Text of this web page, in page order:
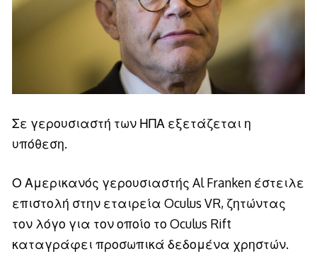
Σε γερουσιαστή των ΗΠΑ εξετάζεται η
υπόθεση.
Ο Αμερικανός γερουσιαστής Al Franken έστειλε
επιστολή στην εταιρεία Oculus VR, ζητώντας
τον λόγο για τον οποίο το Oculus Rift
καταγράφει προσωπικά δεδομένα χρηστών.